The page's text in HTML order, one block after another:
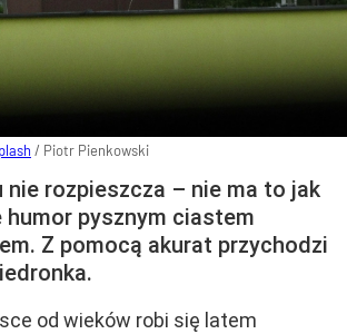
/ Piotr Pienkowski
nie rozpieszcza – nie ma to jak
pysznym ciastem
Z pomocą akurat przychodzi
od wieków robi się latem